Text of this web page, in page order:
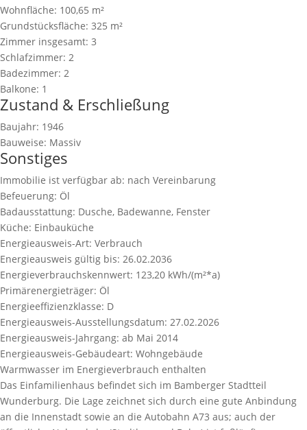
Wohnfläche: 100,65 m²
Grundstücksfläche: 325 m²
Zimmer insgesamt: 3
Schlafzimmer: 2
Badezimmer: 2
Balkone: 1
Zustand & Erschließung
Baujahr: 1946
Bauweise: Massiv
Sonstiges
Immobilie ist verfügbar ab: nach Vereinbarung
Befeuerung: Öl
Badausstattung: Dusche, Badewanne, Fenster
Küche: Einbauküche
Energieausweis-Art: Verbrauch
Energieausweis gültig bis: 26.02.2036
Energieverbrauchskennwert: 123,20 kWh/(m²*a)
Primärenergieträger: Öl
Energieeffizienzklasse: D
Energieausweis-Ausstellungsdatum: 27.02.2026
Energieausweis-Jahrgang: ab Mai 2014
Energieausweis-Gebäudeart: Wohngebäude
Warmwasser im Energieverbrauch enthalten
Das Einfamilienhaus befindet sich im Bamberger Stadtteil
Wunderburg. Die Lage zeichnet sich durch eine gute Anbindung
an die Innenstadt sowie an die Autobahn A73 aus; auch der